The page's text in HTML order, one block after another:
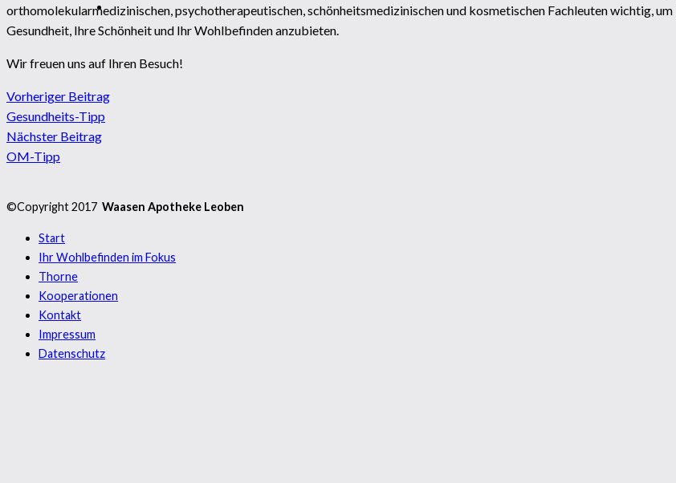
orthomolekularmedizinischen, psychotherapeutischen, schönheitsmedizinischen und kosmetischen Fachleuten wichtig,
Gesundheit, Ihre Schönheit und Ihr Wohlbefinden anzubieten.
Wir freuen uns auf Ihren Besuch!
Vorheriger Beitrag
Gesundheits-Tipp
Nächster Beitrag
OM-Tipp
©Copyright 2017 Waasen Apotheke Leoben
Start
Ihr Wohlbefinden im Fokus
Thorne
Kooperationen
Kontakt
Impressum
Datenschutz